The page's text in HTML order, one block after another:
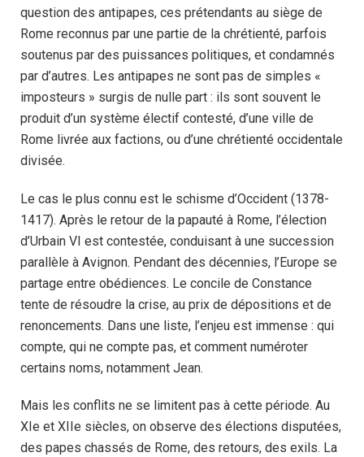
question des antipapes, ces prétendants au siège de
Rome reconnus par une partie de la chrétienté, parfois
soutenus par des puissances politiques, et condamnés
par d’autres. Les antipapes ne sont pas de simples «
imposteurs » surgis de nulle part : ils sont souvent le
produit d’un système électif contesté, d’une ville de
Rome livrée aux factions, ou d’une chrétienté occidentale
divisée.
Le cas le plus connu est le schisme d’Occident (1378-
1417). Après le retour de la papauté à Rome, l’élection
d’Urbain VI est contestée, conduisant à une succession
parallèle à Avignon. Pendant des décennies, l’Europe se
partage entre obédiences. Le concile de Constance
tente de résoudre la crise, au prix de dépositions et de
renoncements. Dans une liste, l’enjeu est immense : qui
compte, qui ne compte pas, et comment numéroter
certains noms, notamment Jean.
Mais les conflits ne se limitent pas à cette période. Au
XIe et XIIe siècles, on observe des élections disputées,
des papes chassés de Rome, des retours, des exils. La